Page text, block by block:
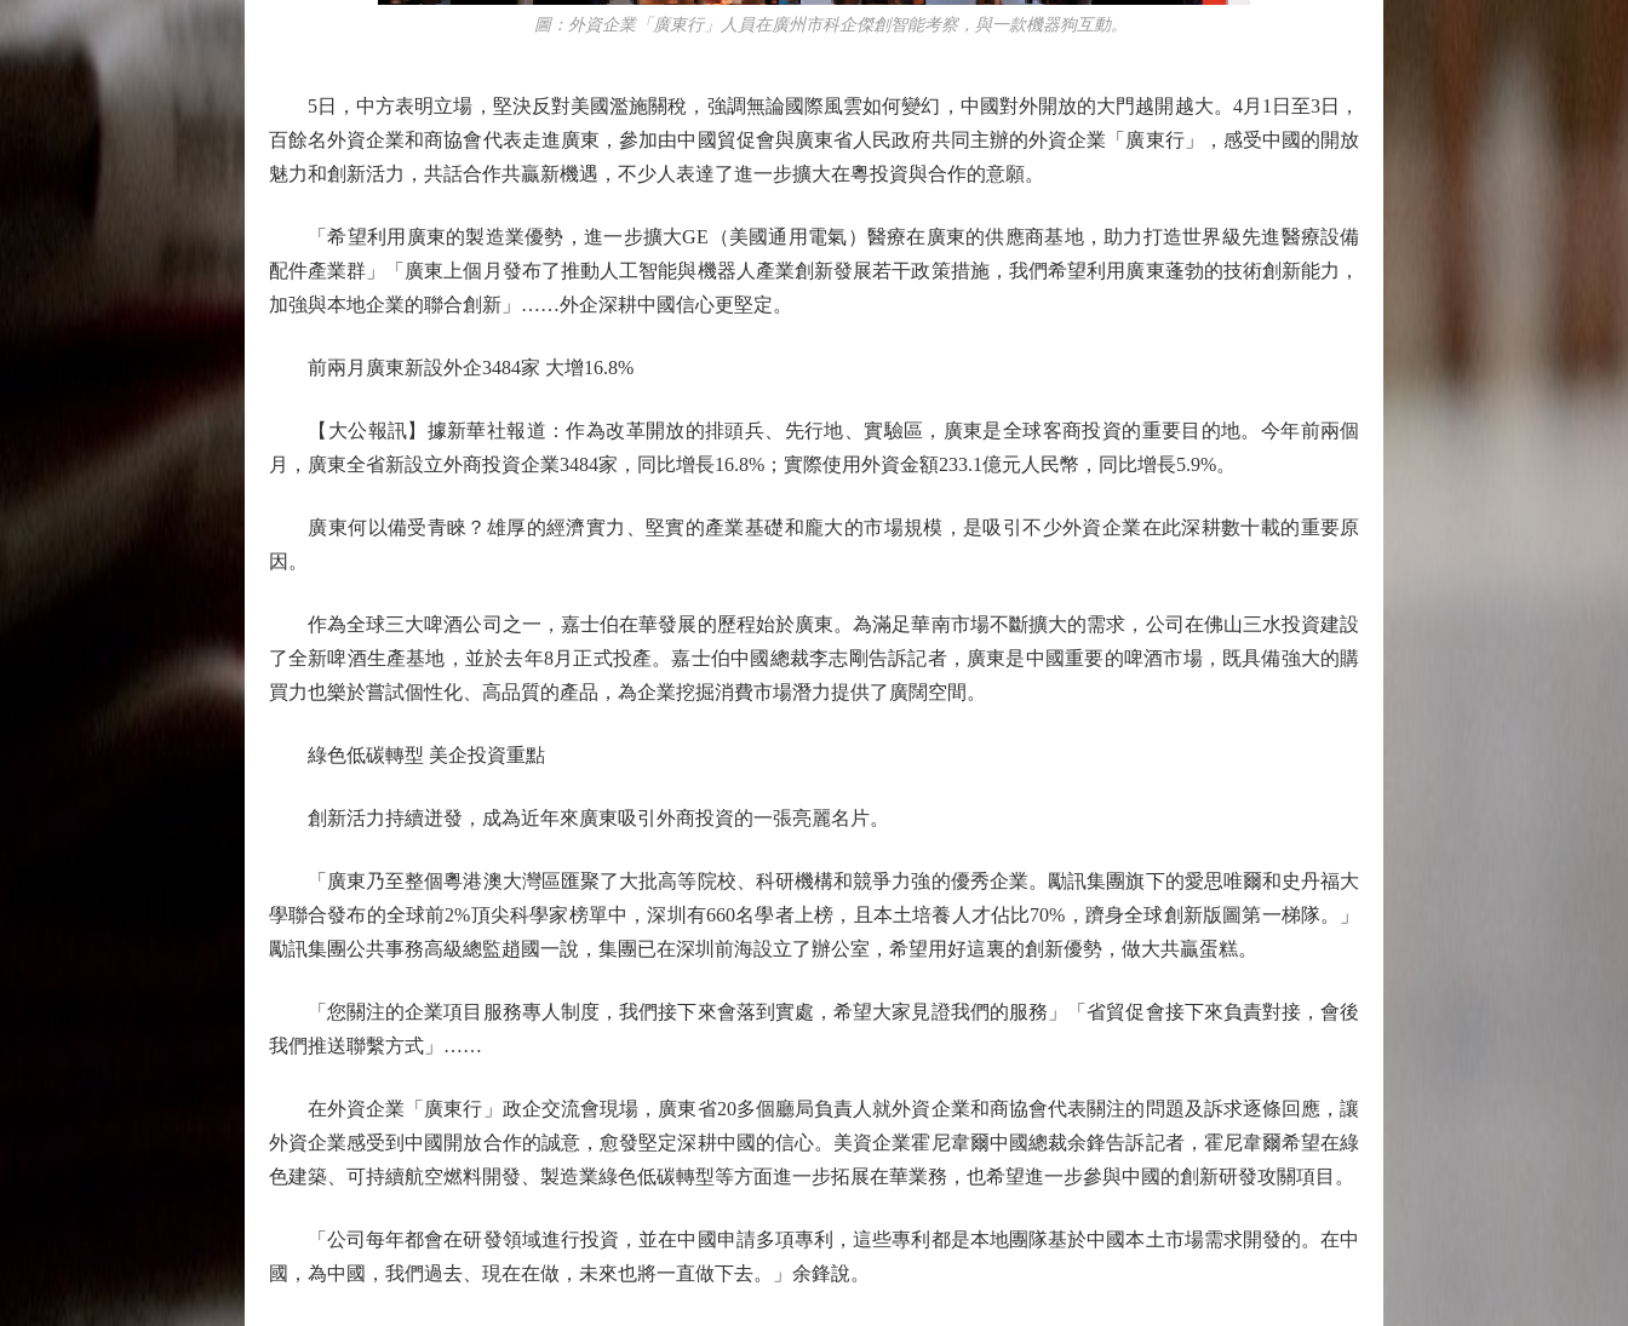
圖：外資企業「廣東行」人員在廣州市科企傑創智能考察，與一款機器狗互動。
5日，中方表明立場，堅決反對美國濫施關稅，強調無論國際風雲如何變幻，中國對外開放的大門越開越大。4月1日至3日，
百餘名外資企業和商協會代表走進廣東，參加由中國貿促會與廣東省人民政府共同主辦的外資企業「廣東行」，感受中國的開放
魅力和創新活力，共話合作共贏新機遇，不少人表達了進一步擴大在粵投資與合作的意願。
「希望利用廣東的製造業優勢，進一步擴大GE（美國通用電氣）醫療在廣東的供應商基地，助力打造世界級先進醫療設備
配件產業群」「廣東上個月發布了推動人工智能與機器人產業創新發展若干政策措施，我們希望利用廣東蓬勃的技術創新能力，
加強與本地企業的聯合創新」……外企深耕中國信心更堅定。
前兩月廣東新設外企3484家 大增16.8%
【大公報訊】據新華社報道：作為改革開放的排頭兵、先行地、實驗區，廣東是全球客商投資的重要目的地。今年前兩個
月，廣東全省新設立外商投資企業3484家，同比增長16.8%；實際使用外資金額233.1億元人民幣，同比增長5.9%。
廣東何以備受青睞？雄厚的經濟實力、堅實的產業基礎和龐大的市場規模，是吸引不少外資企業在此深耕數十載的重要原
因。
作為全球三大啤酒公司之一，嘉士伯在華發展的歷程始於廣東。為滿足華南市場不斷擴大的需求，公司在佛山三水投資建設
了全新啤酒生產基地，並於去年8月正式投產。嘉士伯中國總裁李志剛告訴記者，廣東是中國重要的啤酒市場，既具備強大的購
買力也樂於嘗試個性化、高品質的產品，為企業挖掘消費市場潛力提供了廣闊空間。
綠色低碳轉型 美企投資重點
創新活力持續迸發，成為近年來廣東吸引外商投資的一張亮麗名片。
「廣東乃至整個粵港澳大灣區匯聚了大批高等院校、科研機構和競爭力強的優秀企業。勵訊集團旗下的愛思唯爾和史丹福大
學聯合發布的全球前2%頂尖科學家榜單中，深圳有660名學者上榜，且本土培養人才佔比70%，躋身全球創新版圖第一梯隊。」
勵訊集團公共事務高級總監趙國一說，集團已在深圳前海設立了辦公室，希望用好這裏的創新優勢，做大共贏蛋糕。
「您關注的企業項目服務專人制度，我們接下來會落到實處，希望大家見證我們的服務」「省貿促會接下來負責對接，會後
我們推送聯繫方式」……
在外資企業「廣東行」政企交流會現場，廣東省20多個廳局負責人就外資企業和商協會代表關注的問題及訴求逐條回應，讓
外資企業感受到中國開放合作的誠意，愈發堅定深耕中國的信心。美資企業霍尼韋爾中國總裁余鋒告訴記者，霍尼韋爾希望在綠
色建築、可持續航空燃料開發、製造業綠色低碳轉型等方面進一步拓展在華業務，也希望進一步參與中國的創新研發攻關項目。
「公司每年都會在研發領域進行投資，並在中國申請多項專利，這些專利都是本地團隊基於中國本土市場需求開發的。在中
國，為中國，我們過去、現在在做，未來也將一直做下去。」余鋒說。